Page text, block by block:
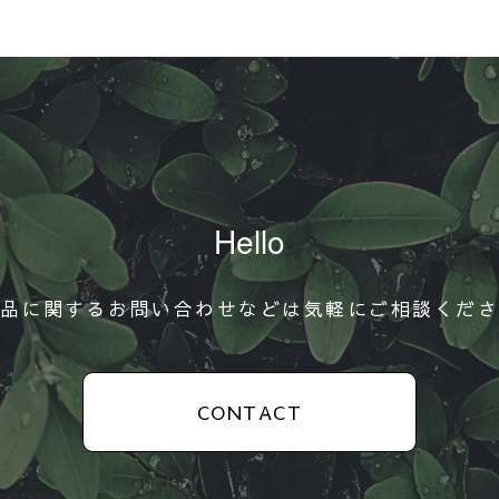
Hello
に関するお問い合わせなどは気軽にご相談くだ
CONTACT